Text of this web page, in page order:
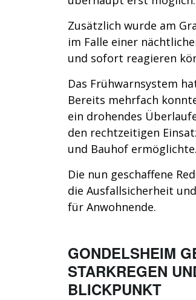
Zusätzlich wurde am
im Falle einer
und sofort reagieren
Das Frühwarnsystem
Bereits mehrfach
ein drohendes
den rechtzeitigen
und Bauhof ermöglichte.
Die nun geschaffene
die Ausfallsicherheit
für Anwohnende.
GONDELSHEIM
STARKREGEN
BLICKPUNKT